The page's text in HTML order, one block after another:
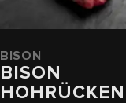
BISON
BISON
HOHRÜCKEN